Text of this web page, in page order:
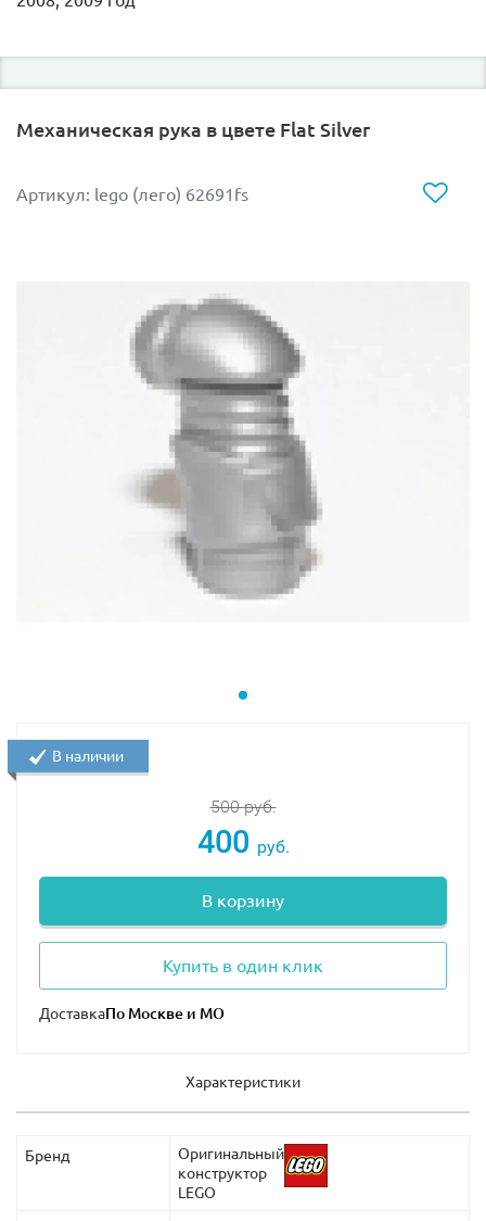
Механическая рука в цвете Flat Silver
Артикул: lego (лего) 62691fs
500руб.
400 руб.
В корзину
Купить в один клик
Доставка
В наличии
Характеристики
Бренд
Оригинальный
конструктор
LEGO